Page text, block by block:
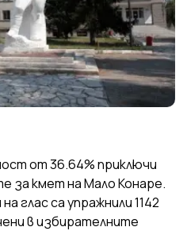
от 36.64% приключи
за кмет на Мало Конаре.
глас са упражнили 1142
в избирателните